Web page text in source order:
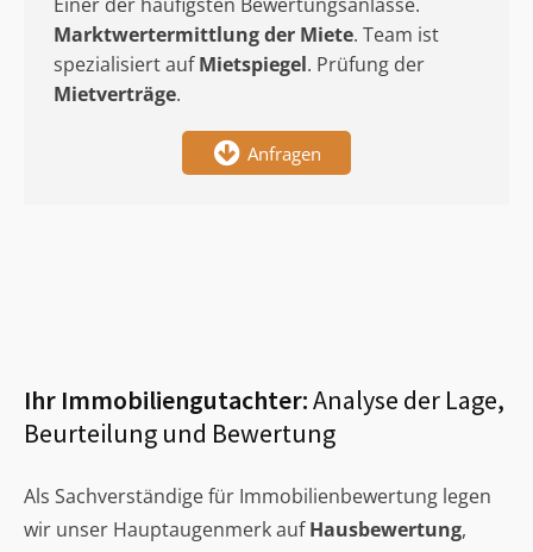
Marktwertermittlungder Miete. Team ist
spezialisiert aufMietspiegel. Prüfung der
Mietverträge.
Anfragen
Ihr Immobiliengutachter:Analyse der Lage,
Beurteilung und Bewertung
Als Sachverständige für Immobilienbewertung legen
wir unser Hauptaugenmerk aufHausbewertung,